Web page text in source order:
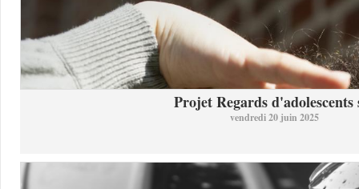
Projet Regards d'adolescents
vendredi 20 juin 2025